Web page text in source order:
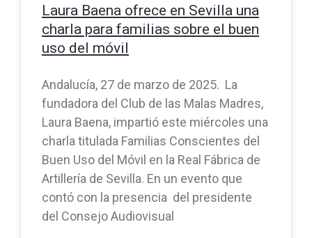
Laura Baena ofrece en Sevilla una
charla para familias sobre el buen
uso del móvil
Andalucía, 27 de marzo de 2025. La
fundadora del Club de las Malas Madres,
Laura Baena, impartió este miércoles una
charla titulada Familias Conscientes del
Buen Uso del Móvil en la Real Fábrica de
Artillería de Sevilla. En un evento que
contó con la presencia del presidente
del Consejo Audiovisual